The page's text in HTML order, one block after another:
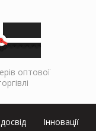
оптової
Інновації